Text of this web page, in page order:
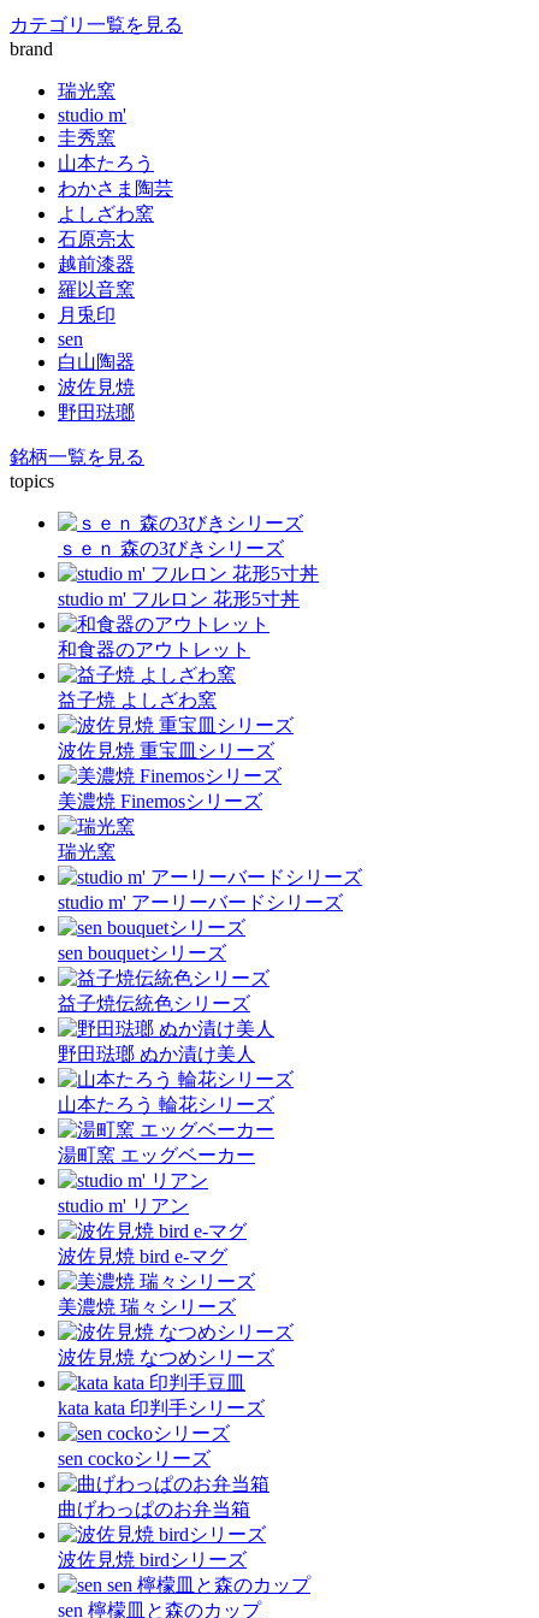
カテゴリ一覧を見る
brand
瑞光窯
studio m'
圭秀窯
山本たろう
わかさま陶芸
よしざわ窯
石原亮太
越前漆器
羅以音窯
月兎印
sen
白山陶器
波佐見焼
野田琺瑯
銘柄一覧を見る
topics
ｓｅｎ 森の3びきシリーズ
studio m' フルロン 花形5寸丼
和食器のアウトレット
益子焼 よしざわ窯
波佐見焼 重宝皿シリーズ
美濃焼 Finemosシリーズ
瑞光窯
studio m' アーリーバードシリーズ
sen bouquetシリーズ
益子焼伝統色シリーズ
野田琺瑯 ぬか漬け美人
山本たろう 輪花シリーズ
湯町窯 エッグベーカー
studio m' リアン
波佐見焼 bird e-マグ
美濃焼 瑞々シリーズ
波佐見焼 なつめシリーズ
kata kata 印判手シリーズ
sen cockoシリーズ
曲げわっぱのお弁当箱
波佐見焼 birdシリーズ
sen 檸檬皿と森のカップ